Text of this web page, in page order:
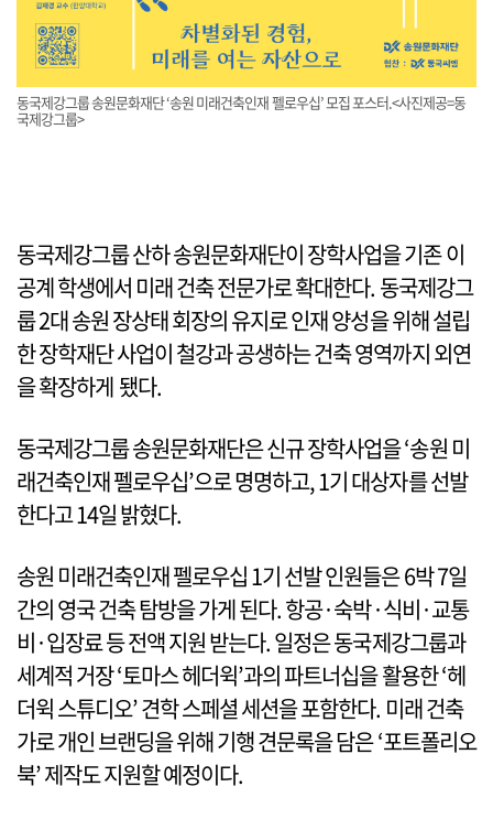
동국제강그룹 송원문화재단 ‘송원 미래건축인재 펠로우십’ 모집 포스터.<사진제공=동
국제강그룹>
동국제강그룹 산하 송원문화재단이 장학사업을 기존 이
공계 학생에서 미래 건축 전문가로 확대한다. 동국제강그
룹 2대 송원 장상태 회장의 유지로 인재 양성을 위해 설립
한 장학재단 사업이 철강과 공생하는 건축 영역까지 외연
을 확장하게 됐다.
동국제강그룹 송원문화재단은 신규 장학사업을 ‘송원 미
래건축인재 펠로우십’으로 명명하고, 1기 대상자를 선발
한다고 14일 밝혔다.
송원 미래건축인재 펠로우십 1기 선발 인원들은 6박 7일
간의 영국 건축 탐방을 가게 된다. 항공·숙박·식비·교통
비·입장료 등 전액 지원 받는다. 일정은 동국제강그룹과
세계적 거장 ‘토마스 헤더윅’과의 파트너십을 활용한 ‘헤
더윅 스튜디오’ 견학 스페셜 세션을 포함한다. 미래 건축
가로 개인 브랜딩을 위해 기행 견문록을 담은 ‘포트폴리오
북’ 제작도 지원할 예정이다.